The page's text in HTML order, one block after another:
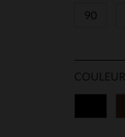
90
COULEUR